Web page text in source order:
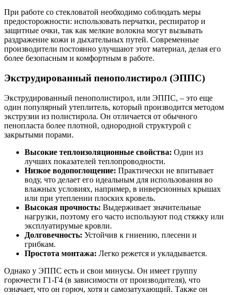
При работе со стекловатой необходимо соблюдать меры
предосторожности: использовать перчатки, респиратор и
защитные очки, так как мелкие волокна могут вызывать
раздражение кожи и дыхательных путей. Современные
производители постоянно улучшают этот материал, делая его
более безопасным и комфортным в работе.
Экструдированный пенополистирол (ЭППС)
Экструдированный пенополистирол, или ЭППС, – это еще
один популярный утеплитель, который производится методом
экструзии из полистирола. Он отличается от обычного
пенопласта более плотной, однородной структурой с
закрытыми порами.
Высокие теплоизоляционные свойства: Один из
лучших показателей теплопроводности.
Низкое водопоглощение: Практически не впитывает
воду, что делает его идеальным для использования во
влажных условиях, например, в инверсионных крышах
или при утеплении плоских кровель.
Высокая прочность: Выдерживает значительные
нагрузки, поэтому его часто используют под стяжку или
эксплуатирумые кровли.
Долговечность: Устойчив к гниению, плесени и
грибкам.
Простота монтажа: Легко режется и укладывается.
Однако у ЭППС есть и свои минусы. Он имеет группу
горючести Г1-Г4 (в зависимости от производителя), что
означает, что он горюч, хотя и самозатухающий. Также он